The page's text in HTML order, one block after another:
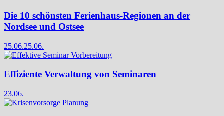
Die 10 schönsten Ferienhaus-Regionen an der
Nordsee und Ostsee
25.06.25.06.
Effiziente Verwaltung von Seminaren
23.06.